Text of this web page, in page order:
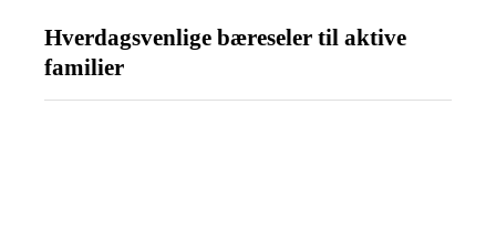
Hverdagsvenlige bæreseler til aktive
familier